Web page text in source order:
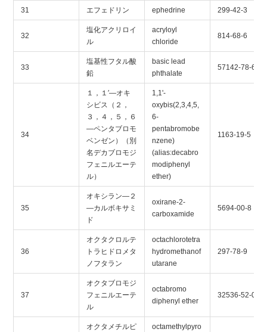
31 エフェドリン ephedrine 299-42-3
32
塩化アクリロイ
ル
acryloyl
chloride
814-68-6
33
塩基性フタル酸
鉛
basic lead
phthalate
57142-78-6
34
１，１′―オキ
シビス（２，
３，４，５，６
―ペンタブロモ
ベンゼン）（別
名デカブロモジ
フェニルエーテ
ル）
1,1'-
oxybis(2,3,4,5,
6-
pentabromobe
nzene)
(alias:decabro
modiphenyl
ether)
1163-19-5
35
オキシラン―２
―カルボキサミ
ド
oxirane-2-
carboxamide
5694-00-8
36
オクタクロルテ
トラヒドロメタ
ノフタラン
octachlorotetra
hydromethanof
utarane
297-78-9
37
オクタブロモジ
フェニルエーテ
ル
octabromo
diphenyl ether
32536-52-0
オクタメチルピ
octamethylpyro